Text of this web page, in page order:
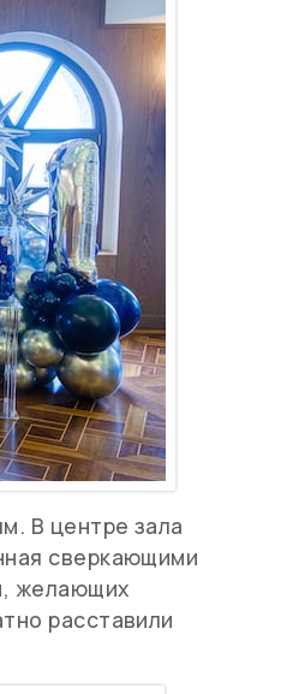
В центре зала
сверкающими
желающих
расставили